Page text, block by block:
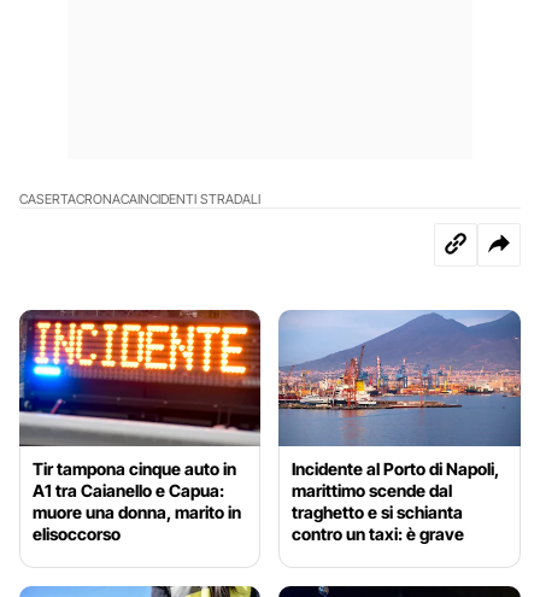
CASERTACRONACAINCIDENTI STRADALI
Tir tampona cinque auto in
A1 tra Caianello e Capua:
muore una donna, marito in
elisoccorso
Incidente al Porto di Napoli,
marittimo scende dal
traghetto e si schianta
contro un taxi: è grave